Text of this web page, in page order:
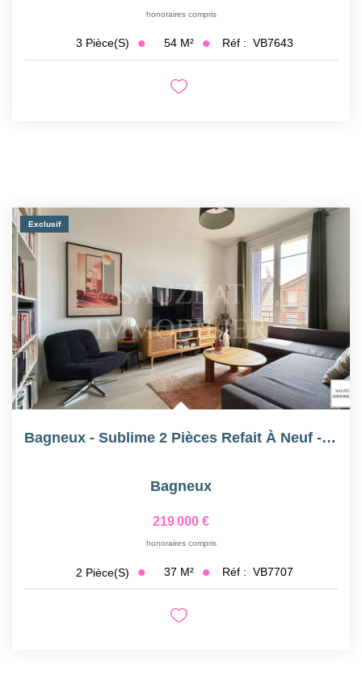
honoraires compris
3 Pièce(s) 54 M² Réf : VB7643
Exclusif
Bagneux - Sublime 2 Pièces Refait À Neuf - Centre-Ville
Bagneux
219 000 €
honoraires compris
2 Pièce(s) 37 M² Réf : VB7707